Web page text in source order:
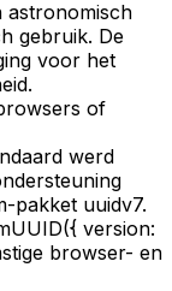
astronomisch
gebruik. De
voor het
of
werd
pakket uuidv7.
version:
browser- en